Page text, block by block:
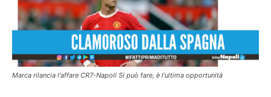
Marca rilancia l'affare CR7-Napoli Si può fare, è l'ultima opportunità